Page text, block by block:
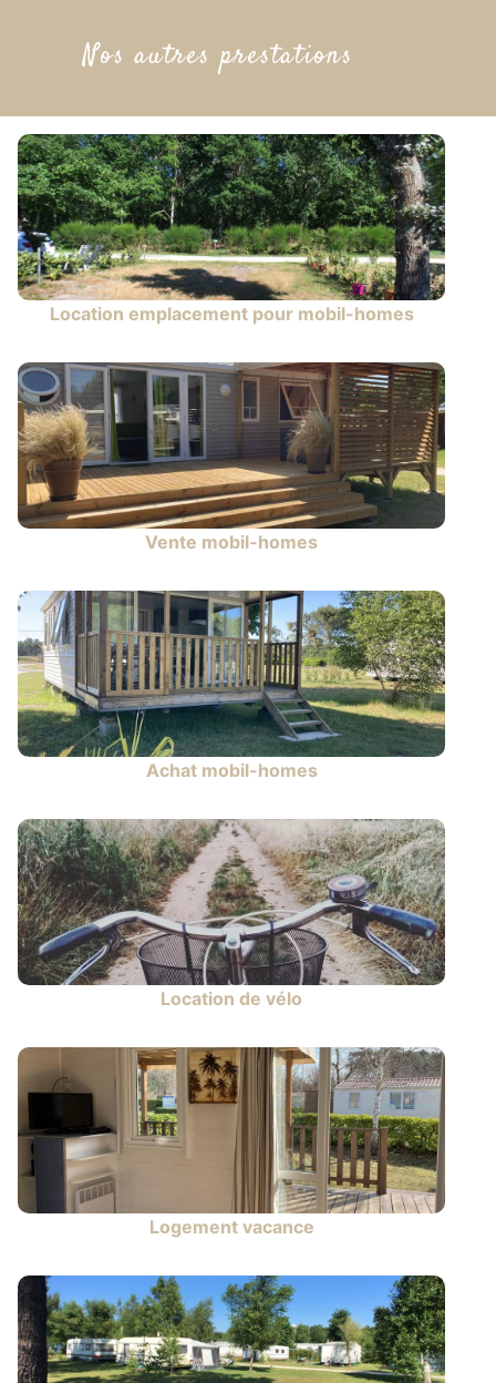
Nos autres prestations
Location emplacement pour mobil-homes
Vente mobil-homes
Achat mobil-homes
Location de vélo
Logement vacance